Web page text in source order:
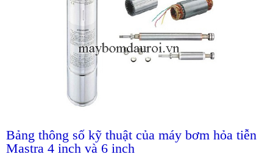
Bảng thông số kỹ thuật của máy bơm hỏa tiễn
Mastra 4 inch và 6 inch